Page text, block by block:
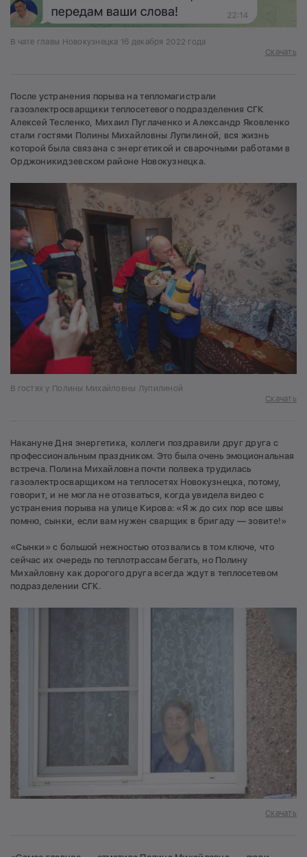
В чате главы Новокузнецка 16 декабря 2022 года
Скачать
После устранения порыва на тепломагистрали
газоэлектросварщики теплосетевого подразделения СГК
Алексей Тесленко, Михаил Пуглаченко и Александр Яковленко
стали гостями Полины Михайловны Лупилиной, вся жизнь
которой была связана с энергетикой и сварочными работами в
Орджоникидзевском районе Новокузнецка.
В гостях у Полины Михайловны Лупилиной
Скачать
Накануне Дня энергетика, коллеги поздравили друг друга с
профессиональным праздником. Это была очень эмоциональная
встреча. Полина Михайловна почти полвека трудилась
газоэлектросварщиком на теплосетях Новокузнецка, потому,
говорит, и не могла не отозваться, когда увидела видео с
устранения порыва на улице Кирова: «Я ж до сих пор все швы
помню, сынки, если вам нужен сварщик в бригаду — зовите!»
«Сынки» с большой нежностью отозвались в том ключе, что
сейчас их очередь по теплотрассам бегать, но Полину
Михайловну как дорогого друга всегда ждут в теплосетевом
подразделении СГК.
Скачать